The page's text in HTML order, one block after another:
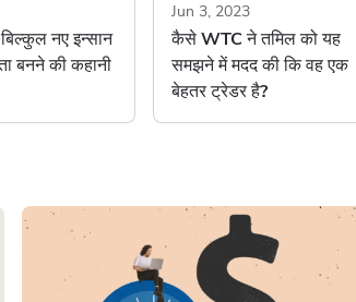
नए इन्सान
बनने की कहानी
Jun 3, 2023
कैसे WTC ने तमिल को यह
समझने में मदद की कि वह एक
बेहतर ट्रेडर है?